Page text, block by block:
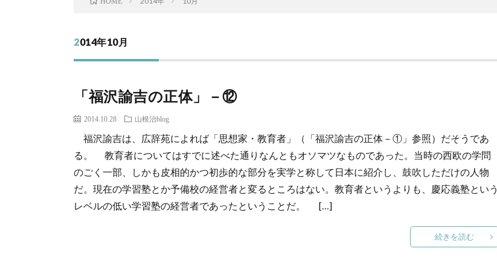
2014年10月
「福沢諭吉の正体」－⑫
2014.10.28 山根治blog
福沢諭吉は、広辞苑によれば「思想家・教育者」（「福沢諭吉の正体－①」参照）だそうであ
る。 教育者についてはすでに述べた通りなんともオソマツなものであった。当時の西欧の学問
のごく一部、しかも皮相的かつ初歩的な部分を実学と称して日本に紹介し、鼓吹しただけの人物
だ。現在の学習塾とか予備校の経営者と変るところはない。教育者というよりも、慶応義塾という
レベルの低い学習塾の経営者であったということだ。 […]
続きを読む